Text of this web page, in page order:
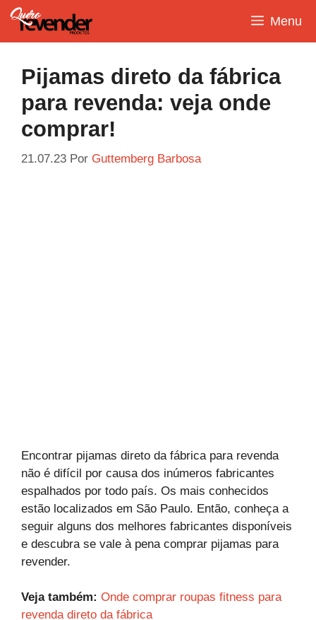
Pular
para
o
Menu
Pijamas direto da fábrica
para revenda: veja onde
comprar!
21.07.23 Por Guttemberg Barbosa
Encontrar pijamas direto da fábrica para revenda
não é difícil por causa dos inúmeros fabricantes
espalhados por todo país. Os mais conhecidos
estão localizados em São Paulo. Então, conheça a
seguir alguns dos melhores fabricantes disponíveis
e descubra se vale à pena comprar pijamas para
revender.
Veja também: Onde comprar roupas fitness para
revenda direto da fábrica